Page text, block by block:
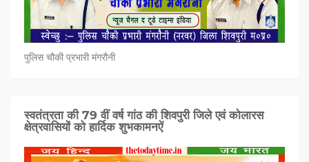
पुलिस चौकी प्रभारी मंगरौनी
स्वतंत्रता की 79 वीं वर्ष गांठ की शिवपुरी जिले एवं कोलारस
क्षेत्रवासियों को हार्दिक शुभकामनऐं